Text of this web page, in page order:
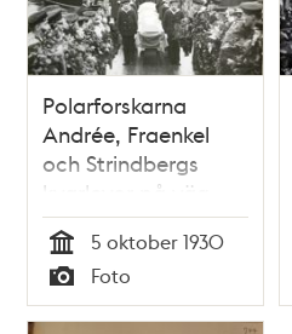
Polarforskarna
Andrée, Fraenkel
och Strindbergs
kvarlevor på väg
mot begravning
Tid
5 oktober 1930
Typ
Foto